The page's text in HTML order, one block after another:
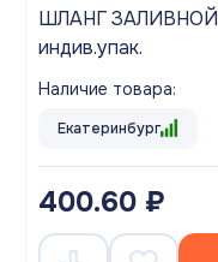
ШЛАНГ ЗАЛИВНОЙ 2,5 м ЗИП-ФЛЕКС в
индив.упак.
Наличие товара:
Екатеринбург
400.60 ₽